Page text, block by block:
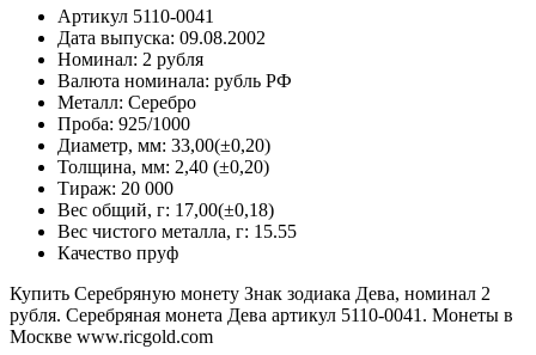
Артикул 5110-0041
Дата выпуска: 09.08.2002
Номинал: 2 рубля
Валюта номинала: рубль РФ
Металл: Серебро
Проба: 925/1000
Диаметр, мм: 33,00(±0,20)
Толщина, мм: 2,40 (±0,20)
Тираж: 20 000
Вес общий, г: 17,00(±0,18)
Вес чистого металла, г: 15.55
Качество пруф
Купить Серебряную монету Знак зодиака Дева, номинал 2
рубля. Серебряная монета Дева артикул 5110-0041. Монеты в
Москве www.ricgold.com